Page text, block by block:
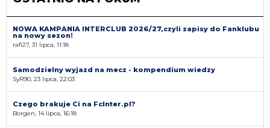
NOWA KAMPANIA INTERCLUB 2026/27,czyli zapisy do Fanklubu
na nowy sezon!
rafi27, 31 lipca, 11:18
Samodzielny wyjazd na mecz - kompendium wiedzy
SyR90, 23 lipca, 22:03
Czego brakuje Ci na FcInter.pl?
Borgen, 14 lipca, 16:18